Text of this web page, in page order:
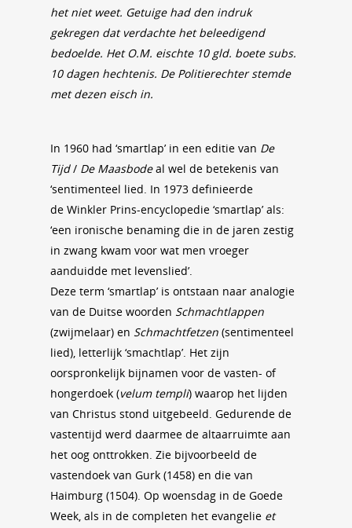
het niet weet. Getuige had den indruk
gekregen dat verdachte het beleedigend
bedoelde. Het O.M. eischte 10 gld. boete subs.
10 dagen hechtenis. De Politierechter stemde
met dezen eisch in.
In 1960 had ‘smartlap’ in een editie van De
Tijd/ De Maasbodeal wel de betekenis van
‘sentimenteel lied. In 1973 definieerde
de Winkler Prins-encyclopedie ‘smartlap’ als:
‘een ironische benaming die in de jaren zestig
in zwang kwam voor wat men vroeger
aanduidde met levenslied’.
Deze term ‘smartlap’ is ontstaan naar analogie
van de Duitse woorden Schmachtlappen
(zwijmelaar) en Schmachtfetzen (sentimenteel
lied), letterlijk ‘smachtlap’. Het zijn
oorspronkelijk bijnamen voor de vasten- of
hongerdoek (velum templi) waarop het lijden
van Christus stond uitgebeeld. Gedurende de
vastentijd werd daarmee de altaarruimte aan
het oog onttrokken. Zie bijvoorbeeld de
vastendoek van Gurk (1458) en die van
Haimburg (1504). Op woensdag in de Goede
Week, als in de completen het evangelie et